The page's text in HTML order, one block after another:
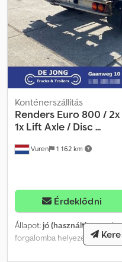
Vuren 1 162 km
Konténerszállítás
Renders Euro 800 /
1x Lift Axle / Disc ...
Érdeklődni
Állapot: jó (használt),
forgalomba helyezés:03/2003